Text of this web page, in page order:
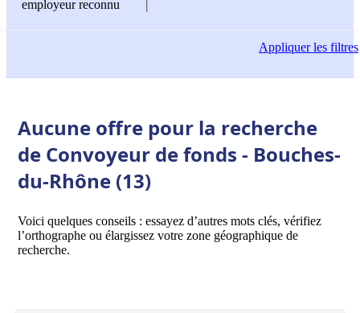
employeur reconnu
Appliquerles filtres
Aucune offre pour la recherche
de Convoyeur de fonds - Bouches-
du-Rhône (13)
Voici quelques conseils : essayez d’autres mots clés, vérifiez
l’orthographe ou élargissez votre zone géographique de
recherche.